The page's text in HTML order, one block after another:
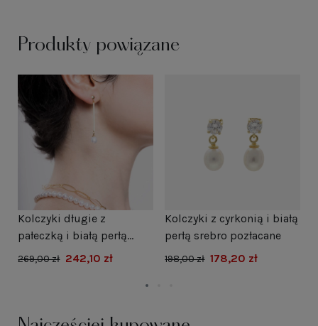
Produkty powiązane
Kolczyki długie z
pałeczką i białą perłą
srebro pozłacane
269,00 zł 242,10 zł
Kolczyki z cyrkonią i białą
perłą srebro pozłacane
198,00 zł 178,20 zł